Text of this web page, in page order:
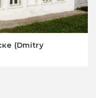
(Dmitry